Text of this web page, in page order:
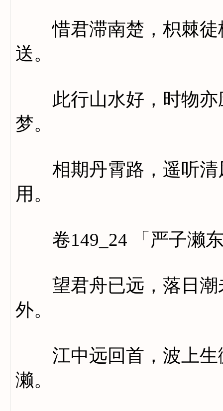
惜君滞南楚，枳棘徒
送。
此行山水好，时物亦
梦。
相期丹霄路，遥听清
用。
卷149_24 「严子濑东
望君舟已远，落日潮
外。
江中远回首，波上生
濑。